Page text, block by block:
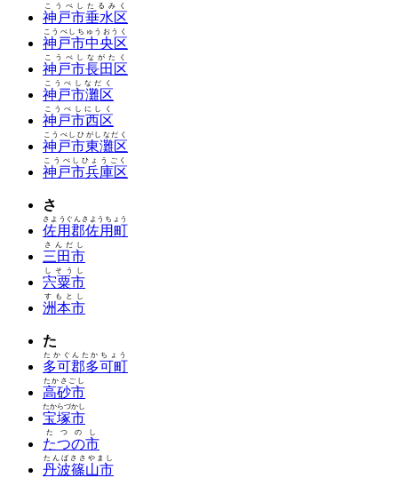
神戸市垂水区
こうべしたるみく
神戸市中央区
こうべしちゅうおうく
神戸市長田区
こうべしながたく
神戸市灘区
こうべしなだく
神戸市西区
こうべしにしく
神戸市東灘区
こうべしひがしなだく
神戸市兵庫区
こうべしひょうごく
さ
佐用郡佐用町
さようぐんさようちょう
三田市
さんだし
宍粟市
しそうし
洲本市
すもとし
た
多可郡多可町
たかぐんたかちょう
高砂市
たかさごし
宝塚市
たからづかし
たつの市
たつのし
丹波篠山市
たんばささやまし